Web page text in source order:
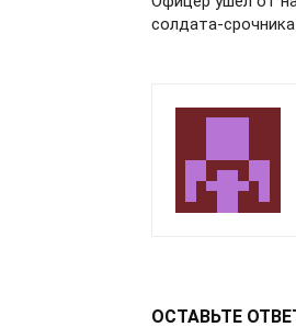
солдата-срочника
ОСТАВЬТЕ